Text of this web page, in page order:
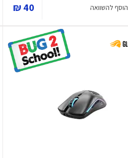
הוסף להשוואה 40 ₪